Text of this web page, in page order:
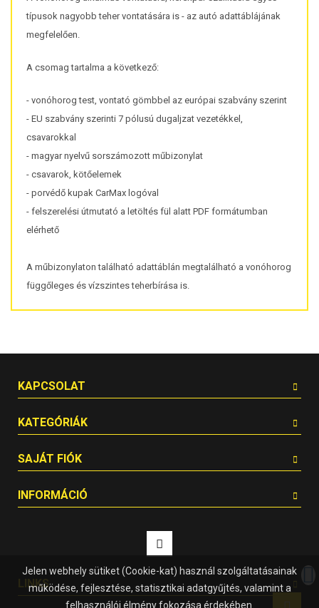
típusok nagyobb teher vontatására is - az autó adattáblájának
megfelelően.
A csomag tartalma a következő:
- vonóhorog test, vontató gömbbel az európai szabvány szerint
- EU szabvány szerinti 7 pólusú dugaljzat vezetékkel,
csavarokkal
- magyar nyelvű sorszámozott műbizonylat
- csavarok, kötőelemek
- porvédő kupak CarMax logóval
- felszerelési útmutató a letöltés fül alatt PDF formátumban
elérhető
A műbizonylaton található adattáblán megtalálható a vonóhorog
függőleges és vízszintes teherbírása is.
KAPCSOLAT
KATEGÓRIÁK
SAJÁT FIÓK
INFORMÁCIÓ
LINKS
Jelen webhely sütiket (Cookie-kat) használ szolgáltatásainak
működése, fejlesztése, statisztikai adatgyűjtés, valamint a
felhasználói élmény fokozása érdekében.